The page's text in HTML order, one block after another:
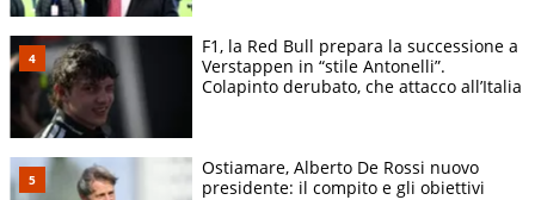
F1, la Red Bull prepara la successione a
Verstappen in “stile Antonelli”.
Colapinto derubato, che attacco all’Italia
Ostiamare, Alberto De Rossi nuovo
presidente: il compito e gli obiettivi